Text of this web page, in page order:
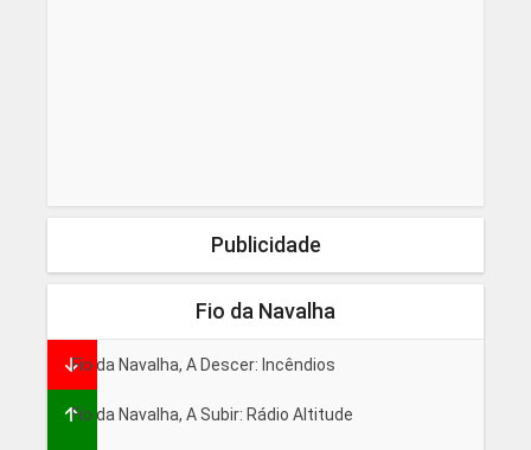
Publicidade
Fio da Navalha
Fio da Navalha, A Descer: Incêndios
Fio da Navalha, A Subir: Rádio Altitude